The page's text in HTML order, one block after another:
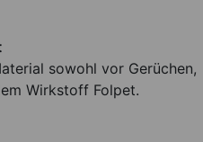
sowohl vor Gerüchen,
Wirkstoff Folpet.
Sofort lieferbar Art-Nr. 03046